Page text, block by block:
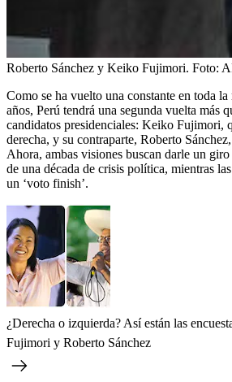
Roberto Sánchez y Keiko Fujimori. Foto:
Como se ha vuelto una constante en toda
años, Perú tendrá una segunda vuelta más
candidatos presidenciales: Keiko Fujimori,
derecha, y su contraparte, Roberto
Ahora, ambas visiones buscan darle un
de una década de crisis política, mientras
un ‘voto finish’.
¿Derecha o izquierda? Así están las
Fujimori y Roberto Sánchez